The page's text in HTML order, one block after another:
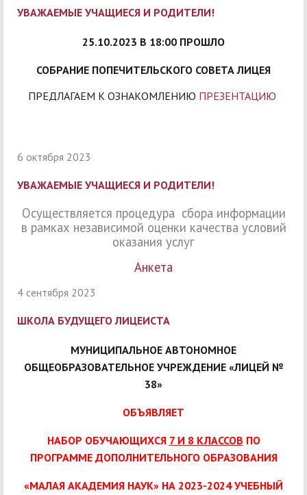
УВАЖАЕМЫЕ УЧАЩИЕСЯ И РОДИТЕЛИ!
25.10.2023 В 18:00 ПРОШЛО
СОБРАНИЕ ПОПЕЧИТЕЛЬСКОГО СОВЕТА ЛИЦЕЯ
ПРЕДЛАГАЕМ К ОЗНАКОМЛЕНИЮ ПРЕЗЕНТАЦИЮ
6 октября 2023
УВАЖАЕМЫЕ УЧАЩИЕСЯ И РОДИТЕЛИ!
Осуществляется процедура сбора информации
в рамках независимой оценки качества условий
оказания услуг
Анкета
4 сентября 2023
ШКОЛА БУДУЩЕГО ЛИЦЕИСТА
МУНИЦИПАЛЬНОЕ АВТОНОМНОЕ
ОБЩЕОБРАЗОВАТЕЛЬНОЕ УЧРЕЖДЕНИЕ «ЛИЦЕЙ №
38»
ОБЪЯВЛЯЕТ
НАБОР ОБУЧАЮЩИХСЯ 7 И 8 КЛАССОВ ПО
ПРОГРАММЕ ДОПОЛНИТЕЛЬНОГО ОБРАЗОВАНИЯ
«МАЛАЯ АКАДЕМИЯ НАУК» НА 2023-2024 УЧЕБНЫЙ